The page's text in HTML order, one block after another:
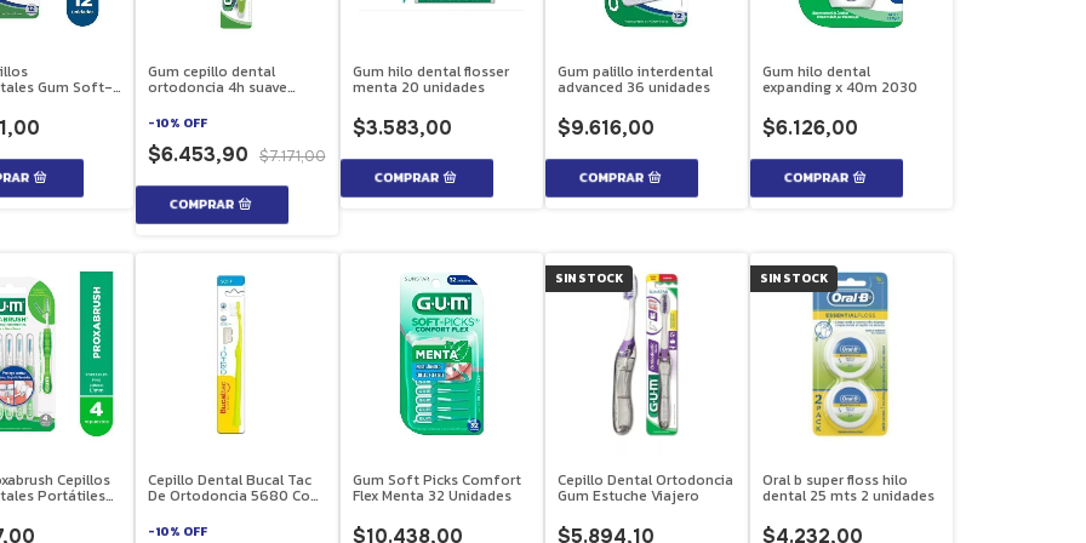
Gum Soft-
Gum cepillo dental
ortodoncia 4h suave
-10% OFF
$6.453,90 $7.171,00
Gum hilo dental flosser
menta 20 unidades
$3.583,00
Gum palillo interdental
advanced 36 unidades
$9.616,00
Gum hilo dental
expanding x 40m 2030
$6.126,00
Cepillos
Portátiles
Cepillo Dental Bucal Tac
De Ortodoncia 5680 Con
-10% OFF
Gum Soft Picks Comfort
Flex Menta 32 Unidades
$10.438,00
SIN STOCK
Cepillo Dental Ortodoncia
Gum Estuche Viajero
$5.894,10
SIN STOCK
Oral b super floss hilo
dental 25 mts 2 unidades
$4.232,00